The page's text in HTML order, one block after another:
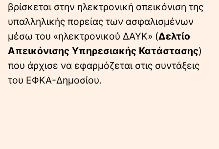
βρίσκεται στην ηλεκτρονική απεικόνιση της
υπαλληλικής πορείας των ασφαλισμένων
μέσω του «ηλεκτρονικού ΔΑΥΚ» (Δελτίο
Απεικόνισης Υπηρεσιακής Κατάστασης)
που άρχισε να εφαρμόζεται στις συντάξεις
του ΕΦΚΑ-Δημοσίου.